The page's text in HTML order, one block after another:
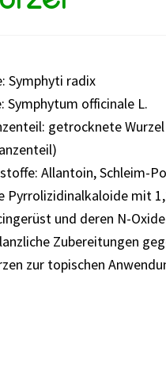
Symphyti radix
Symphytum officinale L.
getrocknete Wurzel
Allantoin, Schleim-
Pyrrolizidinalkaloide mit
und deren N-Oxide
Zubereitungen
zur topischen